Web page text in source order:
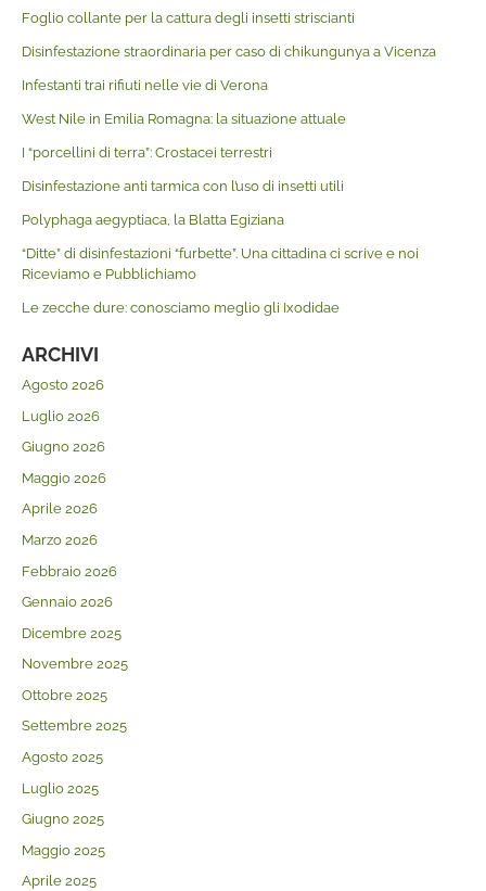
Foglio collante per la cattura degli insetti striscianti
Disinfestazione straordinaria per caso di chikungunya a Vicenza
Infestanti trai rifiuti nelle vie di Verona
West Nile in Emilia Romagna: la situazione attuale
I “porcellini di terra”: Crostacei terrestri
Disinfestazione anti tarmica con l’uso di insetti utili
Polyphaga aegyptiaca, la Blatta Egiziana
“Ditte” di disinfestazioni “furbette”. Una cittadina ci scrive e noi
Riceviamo e Pubblichiamo
Le zecche dure: conosciamo meglio gli Ixodidae
ARCHIVI
Agosto 2026
Luglio 2026
Giugno 2026
Maggio 2026
Aprile 2026
Marzo 2026
Febbraio 2026
Gennaio 2026
Dicembre 2025
Novembre 2025
Ottobre 2025
Settembre 2025
Agosto 2025
Luglio 2025
Giugno 2025
Maggio 2025
Aprile 2025